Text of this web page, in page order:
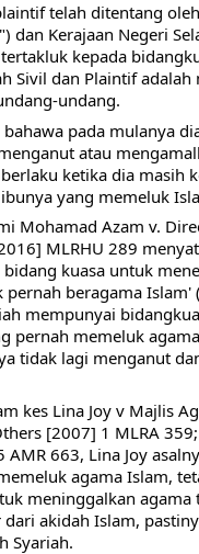
telah ditentang
dan Kerajaan Negeri
kepada
Sivil dan Plaintif
undang.
pada mulanya
atau
ketika dia masih
yang memeluk
Mohamad Azam v.
MLRHU 289
kuasa untuk
pernah beragama Islam'
mempunyai
pernah memeluk
tidak lagi menganut
kes Lina Joy v Majlis
[2007] 1 MLRA
AMR 663, Lina Joy
agama Islam,
meninggalkan agama
dari akidah Islam,
Syariah.